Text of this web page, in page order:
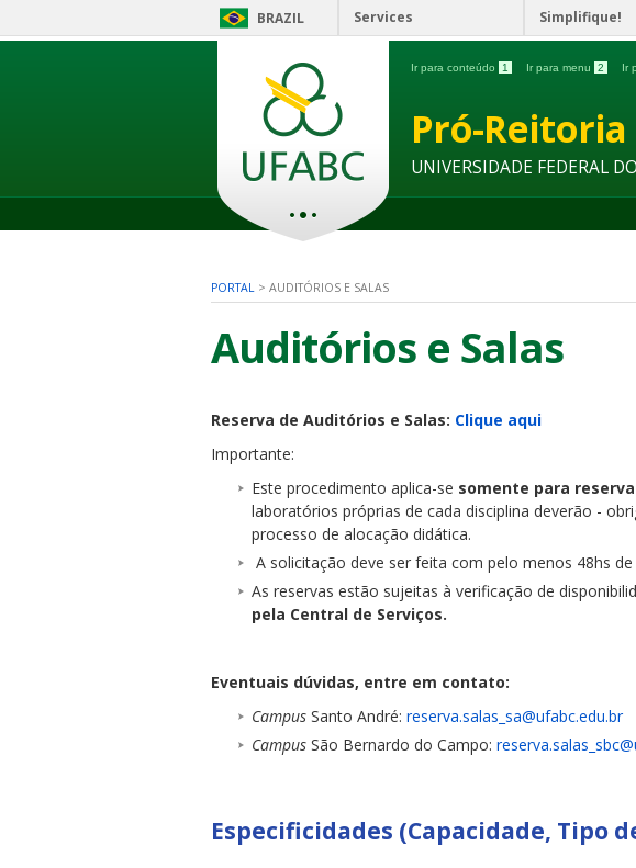
BRAZIL Services Simplifique!
Ir para conteúdo 1 Ir para menu 2 Ir
Pró-
UNIVERSIDADE FEDERAL
PORTAL > AUDITÓRIOS E SALAS
Auditórios e Salas
Reserva de Auditórios e Salas: Clique aqui
Importante:
Este procedimento aplica-se somente para
laboratórios próprias de cada disciplina deverão -
processo de alocação didática.
A solicitação deve ser feita com pelo menos 48hs de
As reservas estão sujeitas à verificação de
pela Central de Serviços.
Eventuais dúvidas, entre em contato:
Campus Santo André: reserva.salas_sa@ufabc.edu.br
Campus São Bernardo do Campo:
Especificidades (Capacidade, Tipo